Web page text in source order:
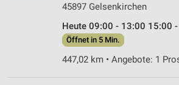
45897 Gelsenkirchen
Heute 09:00 - 13:00 15:00
Öffnet in 5 Min.
447,02 km • Angebote: 1